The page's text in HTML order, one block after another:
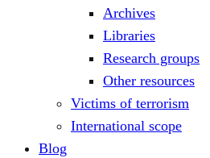
Archives
Libraries
Research groups
Other resources
Victims of terrorism
International scope
Blog